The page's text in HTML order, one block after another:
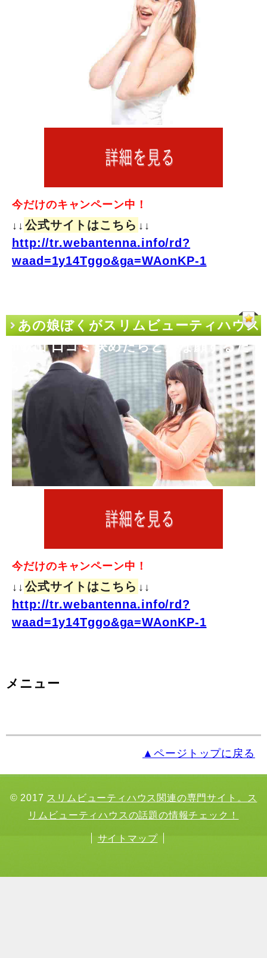
今だけのキャンペーン中！
↓↓ 公式サイトはこちら ↓↓
http://tr.webantenna.info/rd?
waad=1y14Tggo&ga=WAonKP-1
あの娘ぼくがスリムビューティハウス
和歌山 口コミ決めたらどんな顔するだ
ろう
今だけのキャンペーン中！
↓↓ 公式サイトはこちら ↓↓
http://tr.webantenna.info/rd?
waad=1y14Tggo&ga=WAonKP-1
メニュー
▲ページトップに戻る
© 2017 スリムビューティハウス関連の専門サイト。ス
リムビューティハウスの話題の情報チェック！
サイトマップ